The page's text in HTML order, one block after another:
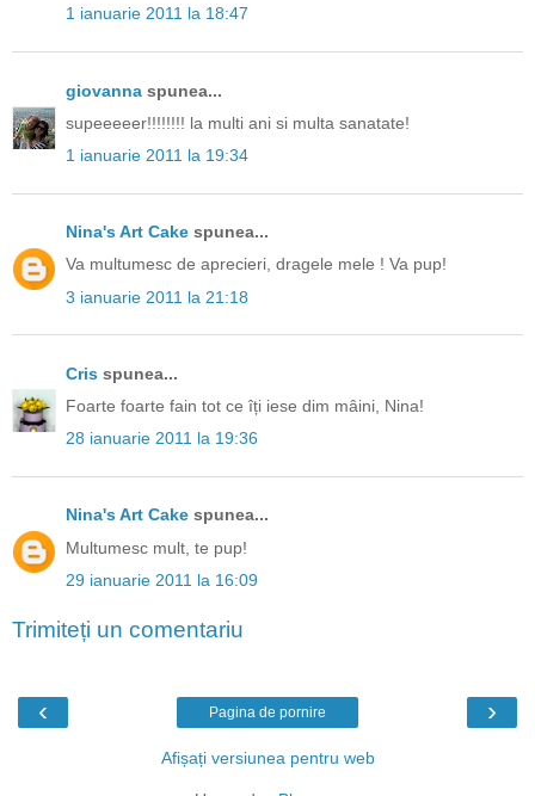
1 ianuarie 2011 la 18:47
giovanna spunea...
supeeeeer!!!!!!!! la multi ani si multa sanatate!
1 ianuarie 2011 la 19:34
Nina's Art Cake spunea...
Va multumesc de aprecieri, dragele mele ! Va pup!
3 ianuarie 2011 la 21:18
Cris spunea...
Foarte foarte fain tot ce îți iese dim mâini, Nina!
28 ianuarie 2011 la 19:36
Nina's Art Cake spunea...
Multumesc mult, te pup!
29 ianuarie 2011 la 16:09
Trimiteți un comentariu
‹ ›
Pagina de pornire
Afișați versiunea pentru web